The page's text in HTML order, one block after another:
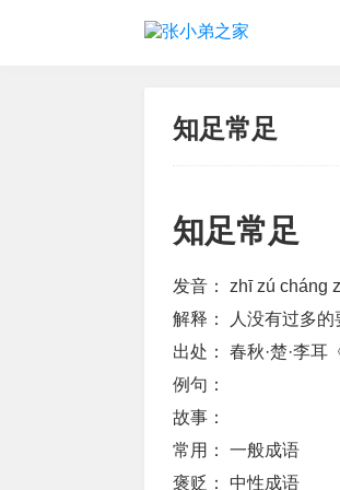
知足常足
知足常足
发音：
zhī zú cháng
解释：
人没有过多
出处：
春秋·楚·李耳
例句：
故事：
常用：
一般成语
褒贬：
中性成语